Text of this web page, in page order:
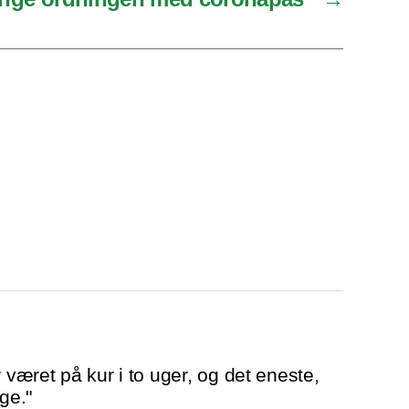
været på kur i to uger, og det eneste,